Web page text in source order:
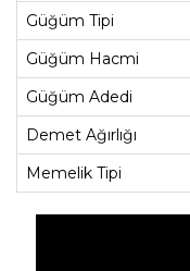
Güğüm Tipi
Güğüm Hacmi
Güğüm Adedi
Demet Ağırlığı
Memelik Tipi